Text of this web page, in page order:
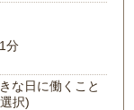
分
な日に働くこと
択)